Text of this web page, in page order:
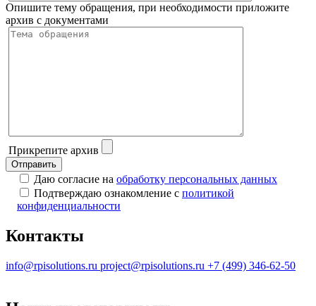
Опишите тему обращения, при необходимости приложите
архив с документами
Прикрепите архив
Отправить
Даю согласие на обработку персональных данных
Подтверждаю ознакомление с политикой
конфиденциальности
Контакты
info@rpisolutions.ru project@rpisolutions.ru +7 (499) 346-62-50